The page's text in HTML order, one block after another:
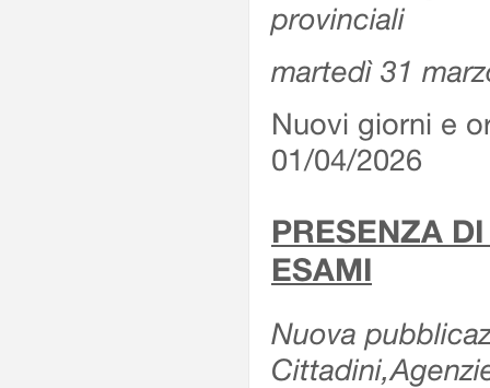
provinciali
martedì 31
Nuovi giorni e
01/04/2026
PRESENZA
ESAMI
Nuova